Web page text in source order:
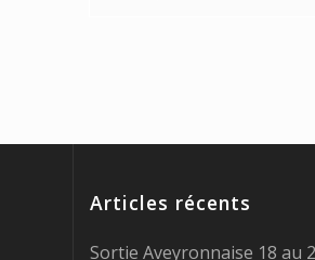
Articles récents
Sortie Aveyronnaise 18 au